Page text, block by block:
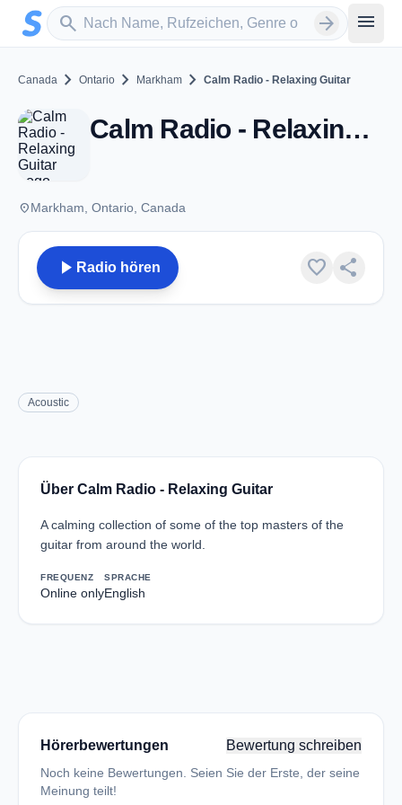
Zum Hauptinhalt springen
search
Sender suchen arrow_forward menu
Canada chevron_right Ontario chevron_right Markham chevron_right Calm Radio - Relaxing Guitar
Calm Radio - Relaxing Guitar - Markham, ON
placeMarkham, Ontario, Canada
play_arrow Radio hören favorite share
Acoustic
Über Calm Radio - Relaxing Guitar
A calming collection of some of the top masters of the
guitar from around the world.
FREQUENZ
Online only
SPRACHE
English
Hörerbewertungen Bewertung schreiben
Noch keine Bewertungen. Seien Sie der Erste, der seine
Meinung teilt!